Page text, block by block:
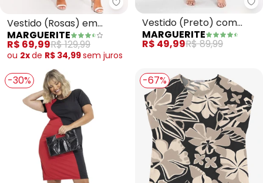
Marguerite - Vestido (Rosas)
Vestido (Rosas) em
Jersey Acetinado
MARGUERITE
R$ 69,99R$ 129,99
ou 2xde R$ 34,99sem juros
Vestido (Preto) com
Transpasse Plus Size
MARGUERITE
R$ 49,99R$ 89,99
-30% -67%